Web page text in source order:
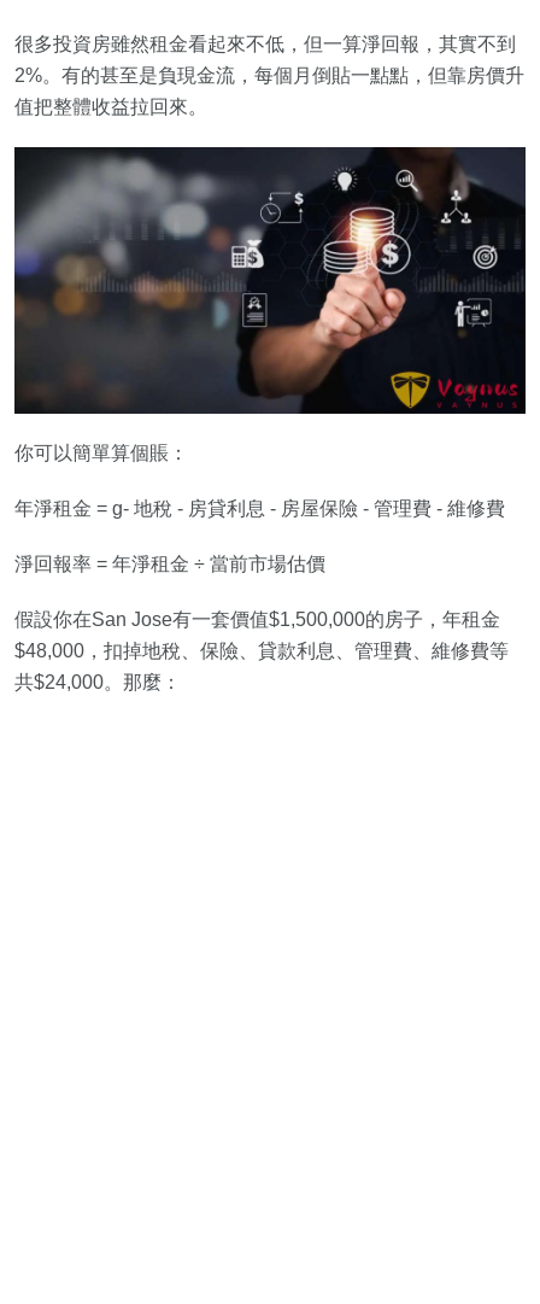
很多投資房雖然租金看起來不低，但一算淨回報，其實不到
2%。有的甚至是負現金流，每個月倒貼一點點，但靠房價升
值把整體收益拉回來。
你可以簡單算個賬：
年淨租金 = g- 地稅 - 房貸利息 - 房屋保險 - 管理費 - 維修費
淨回報率 = 年淨租金 ÷ 當前市場估價
假設你在San Jose有一套價值$1,500,000的房子，年租金
$48,000，扣掉地稅、保險、貸款利息、管理費、維修費等
共$24,000。那麼：